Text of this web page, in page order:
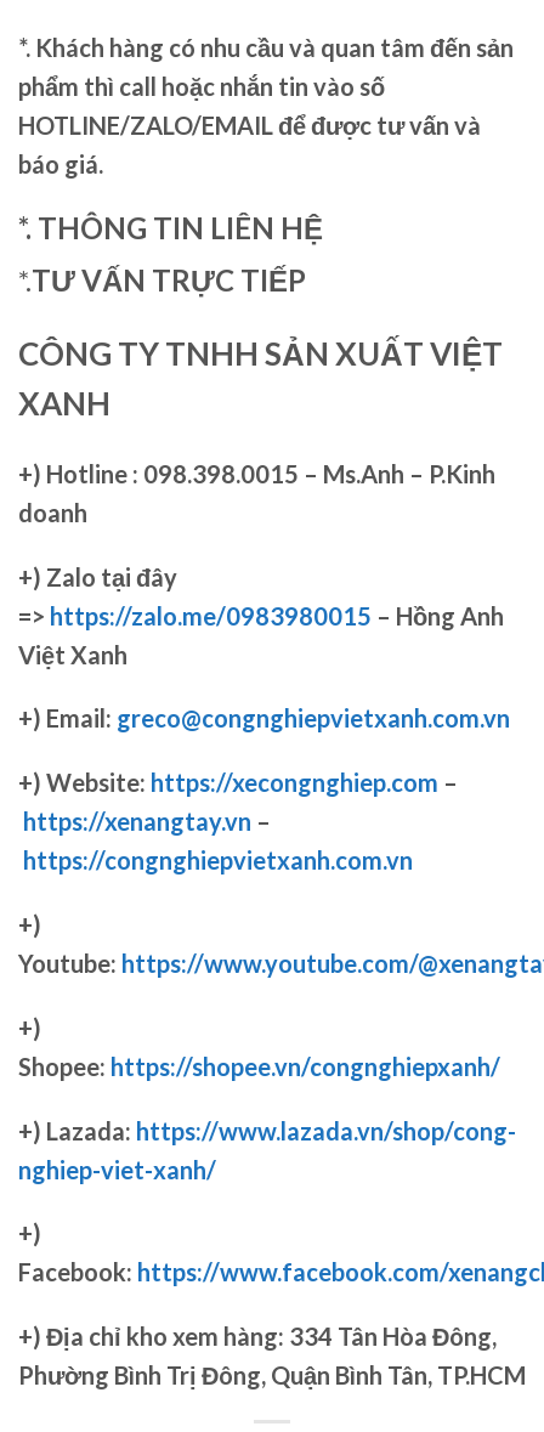
*. Khách hàng có nhu cầu và quan tâm đến sản
phẩm thì call hoặc nhắn tin vào số
HOTLINE/ZALO/EMAIL để được tư vấn và
báo giá.
*. THÔNG TIN LIÊN HỆ
*.TƯ VẤN TRỰC TIẾP
CÔNG TY TNHH SẢN XUẤT VIỆT
XANH
+) Hotline : 098.398.0015 – Ms.Anh – P.Kinh
doanh
+) Zalo tại đây
=> https://zalo.me/0983980015 – Hồng Anh
Việt Xanh
+) Email: greco@congnghiepvietxanh.com.vn
+) Website: https://xecongnghiep.com –
https://xenangtay.vn –
https://congnghiepvietxanh.com.vn
+)
Youtube: https://www.youtube.com/
+)
Shopee: https://shopee.vn/congnghiepxanh/
+) Lazada: https://www.lazada.vn/shop/cong-
nghiep-viet-xanh/
+)
Facebook: https://www.facebook.com/
+) Địa chỉ kho xem hàng: 334 Tân Hòa Đông,
Phường Bình Trị Đông, Quận Bình Tân, TP.HCM